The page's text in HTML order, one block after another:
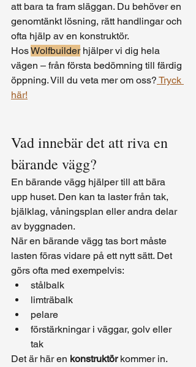
att bara ta fram släggan. Du behöver en
genomtänkt lösning, rätt handlingar och
ofta hjälp av en konstruktör.
Hos Wolfbuilder hjälper vi dig hela
vägen – från första bedömning till färdig
öppning. Vill du veta mer om oss? Tryck
här!
Vad innebär det att riva en
bärande vägg?
En bärande vägg hjälper till att bära
upp huset. Den kan ta laster från tak,
bjälklag, våningsplan eller andra delar
av byggnaden.
När en bärande vägg tas bort måste
lasten föras vidare på ett nytt sätt. Det
görs ofta med exempelvis:
stålbalk
limträbalk
pelare
förstärkningar i väggar, golv eller
tak
Det är här en konstruktör kommer in.